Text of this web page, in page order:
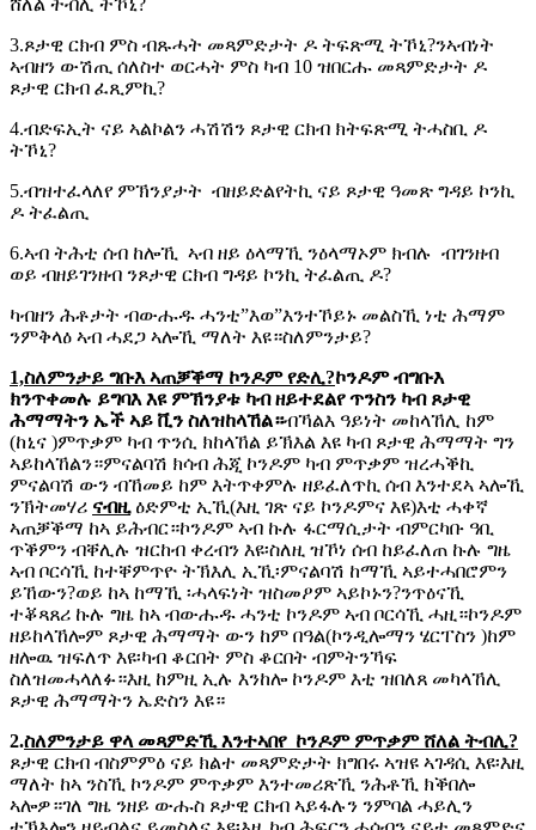
ሸለል ትብሊ ትኾኒ?
3.ጾታዊ ርክብ ምስ ብጹሓት መጻምድታት ዶ ትፍጽሚ ትኾኒ?ንኣብነት
ኣብዘን ውሽጢ ሰለስተ ወርሓት ምስ ካብ 10 ዝበርሑ መጻምድታት ዶ
ጾታዊ ርክብ ፈጺምኪ?
4.ብድፍኢት ናይ ኣልኮልን ሓሽሽን ጾታዊ ርክብ ክትፍጽሚ ትሓስቢ ዶ
ትኾኒ?
5.ብዝተፈላለየ ምኽንያታት ብዘይድልየትኪ ናይ ጾታዊ ዓመጽ ግዳይ ኮንኪ
ዶ ትፈልጢ
6.ኣብ ትሕቲ ሰብ ከሎኺ ኣብ ዘይ ዕላማኺ ንዕላማኦም ክብሉ ብገንዘብ
ወይ ብዘይገንዘብ ንጾታዊ ርክብ ግዳይ ኮንኪ ትፈልጢ ዶ?
ካብዘን ሕቶታት ብውሑዱ ሓንቲ”እወ”እንተኾይኑ መልስኺ ነቲ ሕማም
ንምቅላዕ ኣብ ሓደጋ ኣሎኺ ማለት እዩ።ስለምንታይ?
1,ስለምንታይ ግቡእ ኣጠቓቕማ ኮንዶም የድሊ?ኮንዶም ብግቡእ
ክንጥቀመሉ ይግባእ እዩ ምኽንያቱ ካብ ዘይተደልየ ጥንስን ካብ ጾታዊ
ሕማማትን ኤች ኣይ ቪን ስለዝከላኸል።ብኻልእ ዓይነት መከላኸሊ ከም
(ከኒና )ምጥቃም ካብ ጥንሲ ክከላኸል ይኽእል እዩ ካብ ጾታዊ ሕማማት ግን
ኣይከላኸልን።ምናልባሽ ክሳብ ሕጂ ኮንዶም ካብ ምጥቃም ዝረሓቕኪ
ምናልባሽ ውን ብኸመይ ከም እትጥቀምሉ ዘይፈለጥኪ ሰብ እንተደኣ ኣሎኺ
ንኽትመሃሪ ናብዚዕድምቲ ኢኺ(እዚ ገጽ ናይ ኮንዶምና እዩ)እቲ ሓቀኛ
ኣጠቓቕማ ከኣ ይሕብር።ኮንዶም ኣብ ኩሉ ፋርማሲታት ብምርካቡ ዓቢ
ጥቕምን ብቐሊሉ ዝርከብ ቀረብን እዩ፡ስለዚ ዝኾነ ሰብ ከይፈለጠ ኩሉ ግዜ
ኣብ ቦርሳኺ ከተቐምጥዮ ትኽእሊ ኢኺ፡ምናልባሽ ከማኺ ኣይተሓበሮምን
ይኸውን?ወይ ከኣ ከማኺ ፡ሓላፍነት ዝስመዖም ኣይኮኑን?ንጥዕናኺ
ተቖጻጸሪ ኩሉ ግዜ ከኣ ብውሑዱ ሓንቲ ኮንዶም ኣብ ቦርሳኺ ሓዚ።ኮንዶም
ዘይከላኸሎም ጾታዊ ሕማማት ውን ከም በዓል(ኮንዲሎማን ሄርፐስን )ከም
ዘሎዉ ዝፍለጥ እዩ፡ካብ ቆርበት ምስ ቆርበት ብምትንኻፍ
ስለዝመሓላለፉ።እዚ ከምዚ ኢሉ እንከሎ ኮንዶም እቲ ዝበለጸ መካላኸሊ
ጾታዊ ሕማማትን ኤድስን እዩ።
2.ስለምንታይ ዋላ መጻምድኺ እንተኣበየ ኮንዶም ምጥቃም ሸለል ትብሊ?
ጾታዊ ርክብ ብስምምዕ ናይ ክልተ መጻምድታት ክግበሩ ኣዝዩ ኣገዳሲ እዩ፡እዚ
ማለት ከኣ ንስኺ ኮንዶም ምጥቃም እንተመሪጽኺ ንሕቶኺ ክቕበሎ
ኣሎዎ።ገለ ግዜ ንዘይ ውሑስ ጾታዊ ርክብ ኣይፋሉን ንምባል ሓይሊን